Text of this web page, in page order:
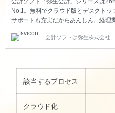
No.1。無料でクラウド版とデスクトッ
サポートも充実だからあんしん。経理
きます。
会計ソフトは弥生株式会社
該当するプロセス
クラウド化